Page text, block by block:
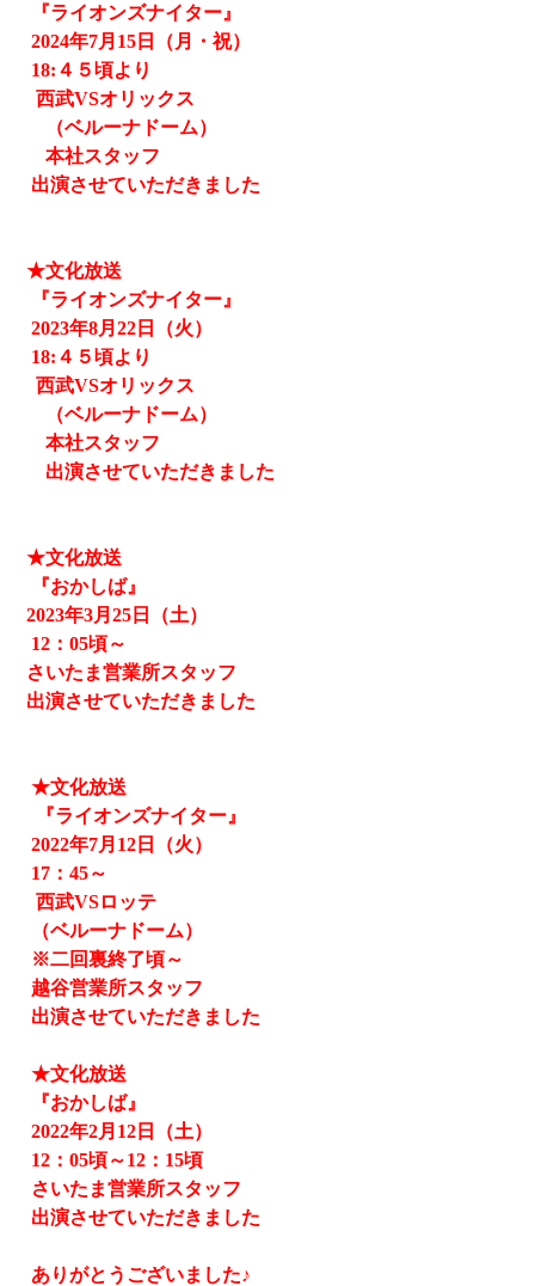
『ライオンズナイター』
2024年7月15日（月・祝）
18:４５頃より
西武VSオリックス
（ベルーナドーム）
本社スタッフ
出演させていただきました
★文化放送
『ライオンズナイター』
2023年8月22日（火）
18:４５頃より
西武VSオリックス
（ベルーナドーム）
本社スタッフ
出演させていただきました
★文化放送
『おかしば』
2023年3月25日（土）
12 ：05頃～
さいたま営業所スタッフ
出演させていただきました
★文化放送
『ライオンズナイター』
2022年7月 12 日（火）
17 ：45～
西武VSロッテ
（ベルーナドーム）
※二回裏終了頃～
越谷営業所スタッフ
出演させていただきました
★文化放送
『おかしば』
2022年2月 12 日（土）
12 ：05頃～12 ： 15頃
さいたま営業所スタッフ
出演させていただきました
ありがとうございました♪